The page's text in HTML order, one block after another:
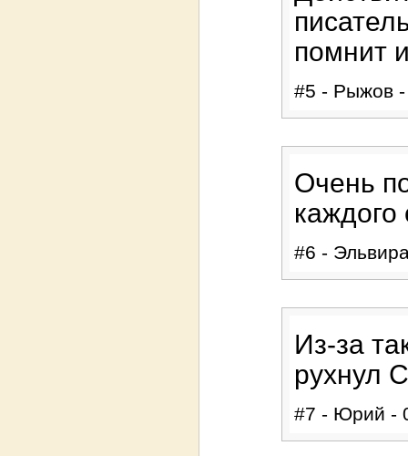
помнит
#5 - Рыжов
Очень
каждого
#6 -
Из-за
рухнул
#7 - Юрий -